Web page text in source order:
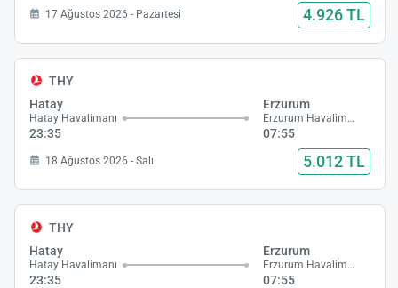
17 Ağustos 2026 - Pazartesi 4.926 TL
THY
Hatay
Hatay Havalimanı
23:35
Erzurum
Erzurum Havalimanı
07:55
18 Ağustos 2026 - Salı 5.012 TL
THY
Hatay
Hatay Havalimanı
23:35
Erzurum
Erzurum Havalimanı
07:55